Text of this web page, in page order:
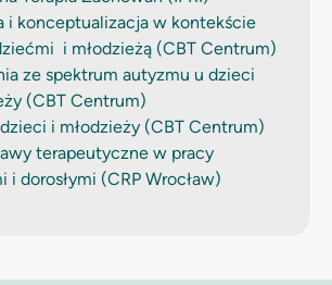
i konceptualizacja w kontekście
i młodzieżą (CBT Centrum)
ze spektrum autyzmu u dzieci
(CBT Centrum)
i młodzieży (CBT Centrum)
terapeutyczne w pracy
i dorosłymi (CRP Wrocław)